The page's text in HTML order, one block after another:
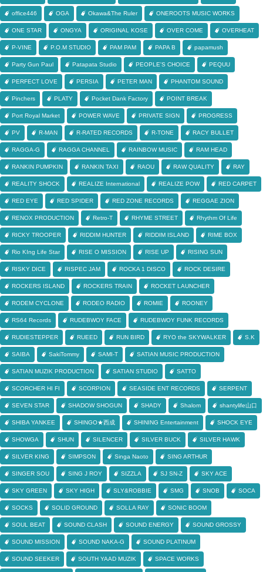
office446 OGA Okawa&The Ruler ONEROOTS MUSIC WORKS
ONE STAR ONGYA ORIGINAL KOSE OVER COME OVERHEAT
P-VINE P.O.M STUDIO PAM PAM PAPA B papamush
Party Gun Paul Patapata Studio PEOPLE'S CHOICE PEQUU
PERFECT LOVE PERSIA PETER MAN PHANTOM SOUND
Pinchers PLATY Pocket Dank Factory POINT BREAK
Port Royal Market POWER WAVE PRIVATE SIGN PROGRESS
PV R-MAN R-RATED RECORDS R-TONE RACY BULLET
RAGGA-G RAGGA CHANNEL RAINBOW MUSIC RAM HEAD
RANKIN PUMPKIN RANKIN TAXI RAOU RAW QUALITY RAY
REALITY SHOCK REALIZE International REALIZE POW RED CARPET
RED EYE RED SPIDER RED ZONE RECORDS REGGAE ZION
RENOX PRODUCTION Retro-T RHYME STREET Rhythm Of Life
RICKY TROOPER RIDDIM HUNTER RIDDIM ISLAND RIME BOX
Rio KIng Life Star RISE O MISSION RISE UP RISING SUN
RISKY DICE RISPEC JAM ROCKA 1 DISCO ROCK DESIRE
ROCKERS ISLAND ROCKERS TRAIN ROCKET LAUNCHER
RODEM CYCLONE RODEO RADIO ROMIE ROONEY
RS64 Records RUDEBWOY FACE RUDEBWOY FUNK RECORDS
RUDIESTEPPER RUEED RUN BIRD RYO the SKYWALKER S.K
SAIBA SakiTommy SAMI-T SATIAN MUSIC PRODUCTION
SATIAN MUZIK PRODUCTION SATIAN STUDIO SATTO
SCORCHER HI FI SCORPION SEASIDE ENT RECORDS SERPENT
SEVEN STAR SHADOW SHOGUN SHADY Shalom shantylife山口
SHIBA YANKEE SHINGO★西成 SHINING Entertainment SHOCK EYE
SHOWGA SHUN SILENCER SILVER BUCK SILVER HAWK
SILVER KING SIMPSON Singa Naoto SING ARTHUR
SINGER SOU SING J ROY SIZZLA SJ SN-Z SKY ACE
SKY GREEN SKY HIGH SLY&ROBBIE SMG SNOB SOCA
SOCKS SOLID GROUND SOLLA RAY SONIC BOOM
SOUL BEAT SOUND CLASH SOUND ENERGY SOUND GROSSY
SOUND MISSION SOUND NAKA-G SOUND PLATINUM
SOUND SEEKER SOUTH YAAD MUZIK SPACE WORKS